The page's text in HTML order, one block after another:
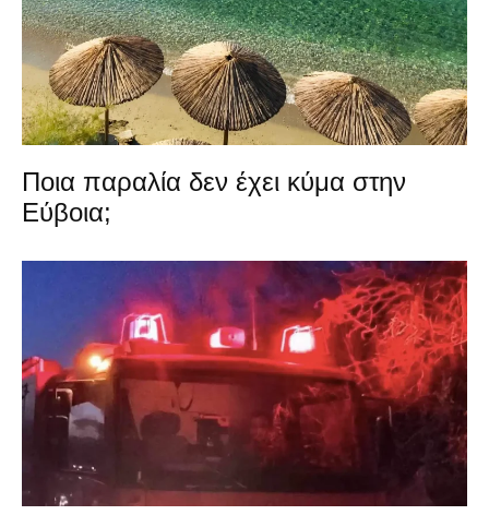
Ποια παραλία δεν έχει κύμα στην
Εύβοια;